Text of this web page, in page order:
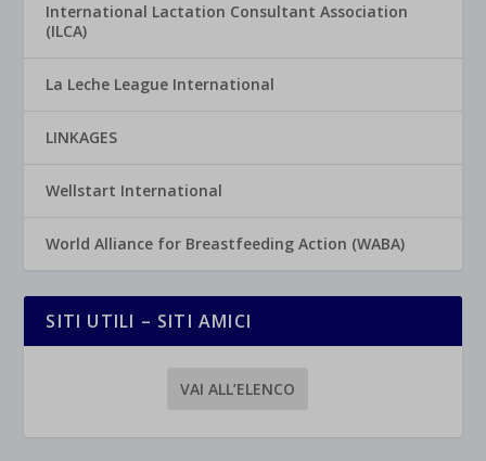
International Lactation Consultant Association
(ILCA)
La Leche League International
LINKAGES
Wellstart International
World Alliance for Breastfeeding Action (WABA)
SITI UTILI – SITI AMICI
VAI ALL’ELENCO